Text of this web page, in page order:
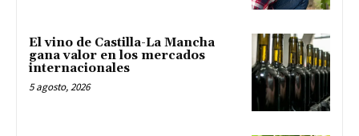
El vino de Castilla-La Mancha
gana valor en los mercados
internacionales
5 agosto, 2026